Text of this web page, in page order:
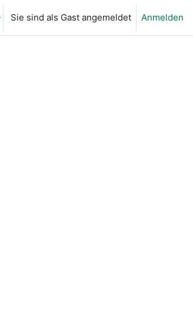
Sie sind als Gast angemeldet Anmelden